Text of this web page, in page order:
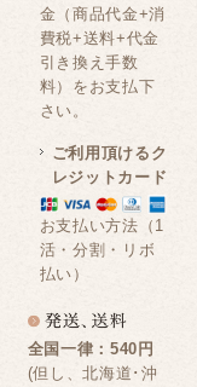
金（商品代金+消
費税+送料+代金
引き換え手数
料）をお支払下
さい。
ご利用頂けるク
レジットカード
お支払い方法（1
活・分割・リボ
払い）
全国一律：540円
(但し、北海道･沖